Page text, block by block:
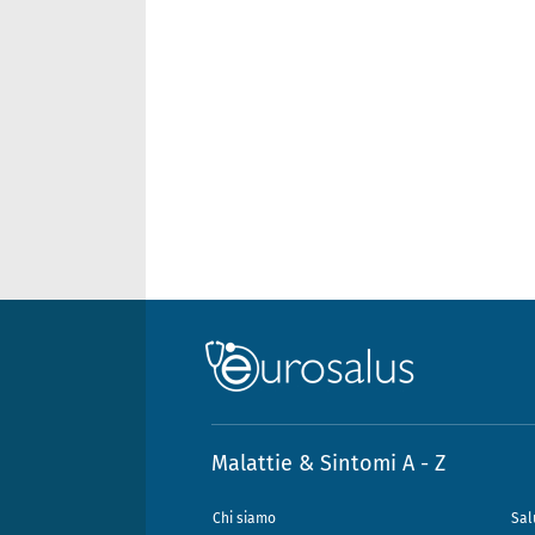
Malattie & Sintomi A - Z
Chi siamo